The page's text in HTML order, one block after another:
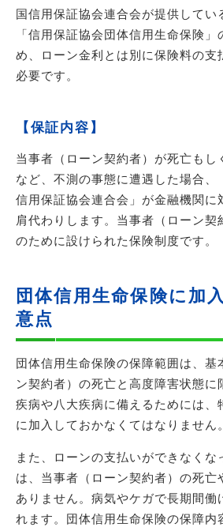
国信用保証協会連合会が提供してい
「信用保証協会団体信用生命保険」
め、ローン金利とは別に保険料の支
必要です。
【保証内容】
当事者（ローン契約者）が死亡もし
など、不測の事態に遭遇した場合、
信用保証協会連合会」が金融機関に
肩代わりします。当事者（ローン契
のために設けられた保険制度です。
団体信用生命保険に加
意点
団体信用生命保険の保障範囲は、基
ン契約者）の死亡と高度障害状態に
疾病や八大疾病に備えるためには、
に加入しておかなくてはなりません
また、ローンの支払いができなくな
は、当事者（ローン契約者）の死亡
ありません。病気やケガで長期間働
れます。団体信用生命保険の保障内